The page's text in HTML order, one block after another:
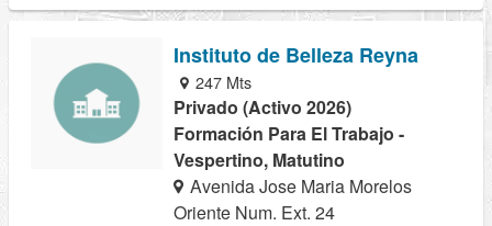
Instituto de Belleza Reyna
247 Mts
Privado (Activo 2026)
Formación Para El Trabajo -
Vespertino, Matutino
Avenida Jose Maria Morelos
Oriente Num. Ext. 24